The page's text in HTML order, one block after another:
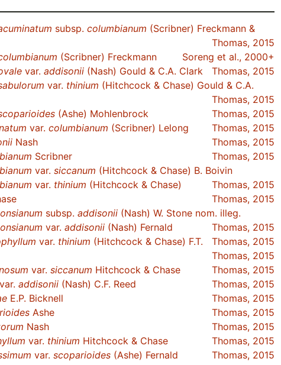
subsp. columbianum (Scribner) Freckmann &
Thomas, 2015
(Scribner) Freckmann
Soreng et al., 2000+
var. addisonii (Nash) Gould & C.A. Clark
Thomas, 2015
var. thinium (Hitchcock & Chase) Gould & C.A.
Thomas, 2015
(Ashe) Mohlenbrock
Thomas, 2015
var. columbianum (Scribner) Lelong
Thomas, 2015
Nash
Thomas, 2015
Scribner
Thomas, 2015
var. siccanum (Hitchcock & Chase) B. Boivin
Thomas, 2015
var. thinium (Hitchcock & Chase)
Thomas, 2015
subsp. addisonii (Nash) W. Stone nom. illeg.
Thomas, 2015
var. addisonii (Nash) Fernald
Thomas, 2015
var. thinium (Hitchcock & Chase) F.T.
Thomas, 2015
var. siccanum Hitchcock & Chase
Thomas, 2015
var. addisonii (Nash) C.F. Reed
Thomas, 2015
E.P. Bicknell
Thomas, 2015
Ashe
Thomas, 2015
Nash
Thomas, 2015
var. thinium Hitchcock & Chase
Thomas, 2015
var. scoparioides (Ashe) Fernald Thomas, 2015